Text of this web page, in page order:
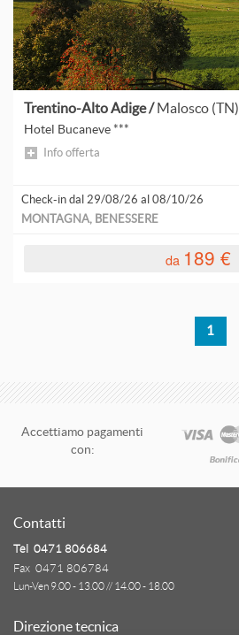
Trentino-Alto Adige /Malosco (TN)
Hotel Bucaneve ***
Info offerta
Check-in dal 29/08/26 al 08/10/26
MONTAGNA, BENESSERE
da 189 €
1
Accettiamo pagamenti
con:
Contatti
Tel 0471 806684
Fax 0471 806784
Lun-Ven 9.00 - 13.00 // 14.00 - 18.00
Direzione tecnica